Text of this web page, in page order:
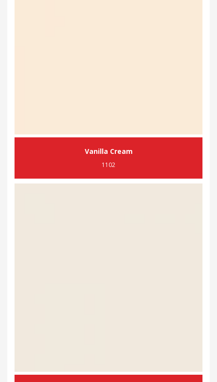
Vanilla Cream
1102